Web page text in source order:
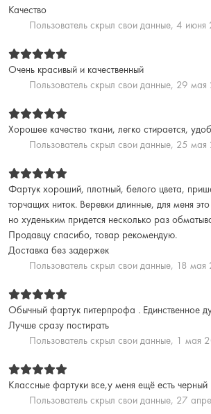
Качество
Пользователь скрыл свои данные, 4 июня
Очень красивый и качественный
Пользователь скрыл свои данные, 29 мая
Хорошее качество ткани, легко стирается,
Пользователь скрыл свои данные, 25 мая
Фартук хороший, плотный, белого цвета,
торчащих ниток. Веревки длинные, для меня
но худеньким придется несколько раз
Продавцу спасибо, товар рекомендую.
Доставка без задержек
Пользователь скрыл свои данные, 18
Обычный фартук питерпрофа . Единственное
Лучше сразу постирать
Пользователь скрыл свои данные, 1 мая
Классные фартуки все,у меня ещё есть черный
Пользователь скрыл свои данные, 27